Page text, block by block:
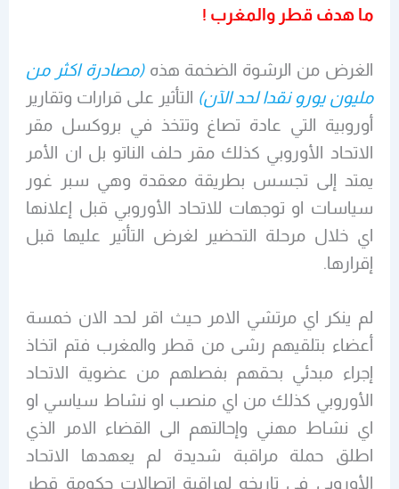
ما هدف قطر والمغرب !
الغرض من الرشوة الضخمة هذه(مصادرة اكثر من
مليون يورو نقدا لحد الآن) التأثير على قرارات وتقارير
أوروبية التي عادة تصاغ وتتخذ في بروكسل مقر
الاتحاد الأوروبي كذلك مقر حلف الناتو بل ان الأمر
يمتد إلى تجسس بطريقة معقدة وهي سبر غور
سياسات او توجهات للاتحاد الأوروبي قبل إعلانها
اي خلال مرحلة التحضير لغرض التأثير عليها قبل
إقرارها.
لم ينكر اي مرتشي الامر حيث اقر لحد الان خمسة
أعضاء بتلقيهم رشى من قطر والمغرب فتم اتخاذ
إجراء مبدئي بحقهم بفصلهم من عضوية الاتحاد
الأوروبي كذلك من اي منصب او نشاط سياسي او
اي نشاط مهني وإحالتهم الى القضاء الامر الذي
اطلق حملة مراقبة شديدة لم يعهدها الاتحاد
الأوروبي في تاريخه لمراقبة اتصالات حكومة قطر